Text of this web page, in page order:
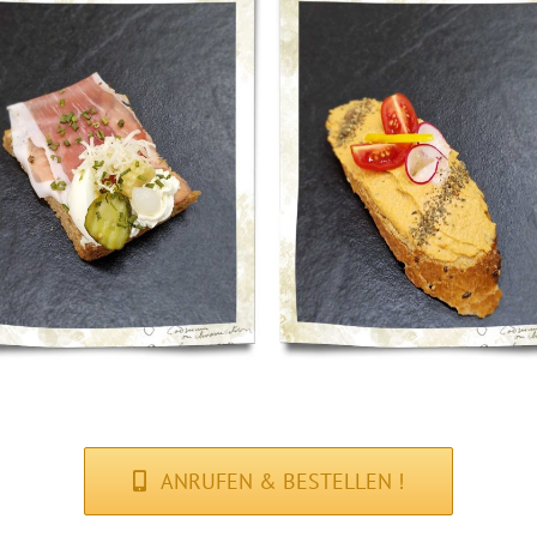
Vegane-
Brötchen
Vegane-Brötchen
€2,55
In den Zum
Warenkorb
Details
Käse
Snacks
€3,20
In den Zum
Warenkorb
ANRUFEN & BESTELLEN !